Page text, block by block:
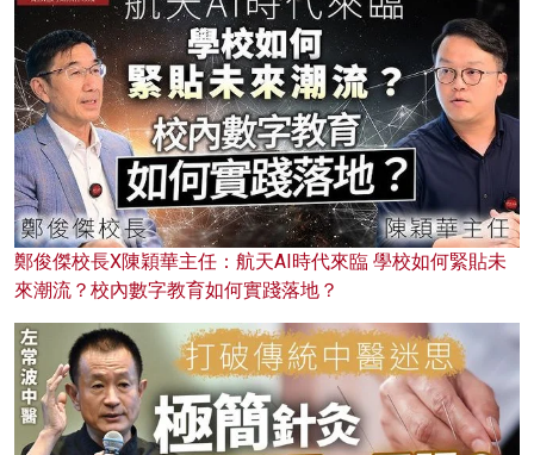
鄭俊傑校長X陳穎華主任：航天AI時代來臨 學校如何緊貼未
來潮流？校內數字教育如何實踐落地？